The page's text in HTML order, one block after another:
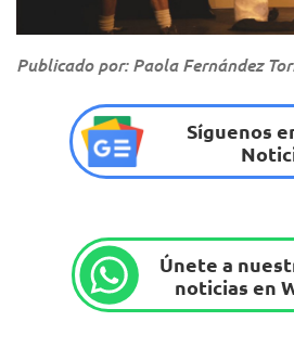
Publicado por: Paola Fernández
Síguenos
Únete a
noticias en